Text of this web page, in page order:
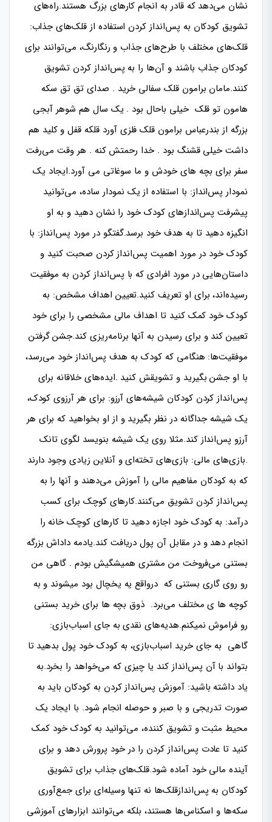
نشان می‌دهد که قادر به انجام کارهای بزرگ هستند.راه‌های
تشویق کودکان به پس‌انداز کردن استفاده از قلک‌های جذاب:
قلک‌های مختلف با طرح‌های جذاب و رنگارنگ، می‌توانند برای
کودکان جذاب باشند و آن‌ها را به پس‌انداز کردن تشویق
کنند.مامان برامون قلک سفالی خرید . صدای تق تق سکه
هامون تو قلک خیلی باحال بود . یک سال هم شوهر آبجی
بزرگه از بندرعباس برامون قلک فلزی آورد قلکه قفل و کلید هم
داشت خیلی قشنگ بود . خدا رحمتش کنه . هر وقت می‌رفت
سفر برای بچه های خودش و ما سوغاتی می آورد.ایجاد یک
نمودار پس‌انداز: با استفاده از یک نمودار ساده، می‌توانید
پیشرفت پس‌اندازهای کودک خود را نشان دهید و به او
انگیزه دهید تا به هدف خود برسد.گفتگو در مورد پس‌انداز: با
کودک خود در مورد اهمیت پس‌انداز کردن صحبت کنید و
داستان‌هایی در مورد افرادی که با پس‌انداز کردن به موفقیت
رسیده‌اند، برای او تعریف کنید.تعیین اهداف مشخص: به
کودک خود کمک کنید تا اهداف مالی مشخصی را برای خود
تعیین کند و برای رسیدن به آنها برنامه‌ریزی کند.جشن گرفتن
موفقیت‌ها: هنگامی که کودک به هدف پس‌انداز خود می‌رسد،
با او جشن بگیرید و تشویقش کنید .ایده‌های خلاقانه برای
پس‌انداز کردن کودکان شیشه‌های آرزو: برای هر آرزوی کودک،
یک شیشه جداگانه در نظر بگیرید و از او بخواهید که برای هر
آرزو پس‌انداز کند.مثلا روی یک شیشه بنویسد لگوی تانک
.بازی‌های مالی: بازی‌های تخته‌ای و آنلاین زیادی وجود دارند
که به کودکان مفاهیم مالی را آموزش می‌دهند و آنها را به
پس‌انداز کردن تشویق می‌کنند.کارهای کوچک برای کسب
درآمد: به کودک خود اجازه دهید تا کارهای کوچک خانه را
انجام دهد و در مقابل آن پول دریافت کند.یادمه داداش بزرگه
بستنی می‌فروخت من مشتری همیشگیش بودم . گاهی من
رو روی گاری بستنی که درواقع یه یخچال بود میشوند و به
کوچه ها ی مختلف می‌برد. ذوق بچه ها برای خرید بستنی
رو فراموش نمیکنم.هدیه‌های نقدی به جای اسباب‌بازی:
گاهی به جای خرید اسباب‌بازی، به کودک خود پول بدهید تا
بتواند با آن پس‌انداز کند یا چیزی که می‌خواهد را بخرد.به
یاد داشته باشید: آموزش پس‌انداز کردن به کودکان باید به
صورت تدریجی و با صبر و حوصله انجام شود. با ایجاد یک
محیط مثبت و تشویق کننده، می‌توانید به کودک خود کمک
کنید تا عادت پس‌انداز کردن را در خود پرورش دهد و برای
آینده مالی خود آماده شود.قلک‌های جذاب برای تشویق
کودکان به پس‌اندازقلک‌ها نه تنها وسیله‌ای برای جمع‌آوری
سکه‌ها و اسکناس‌ها هستند، بلکه می‌توانند ابزارهای آموزشی